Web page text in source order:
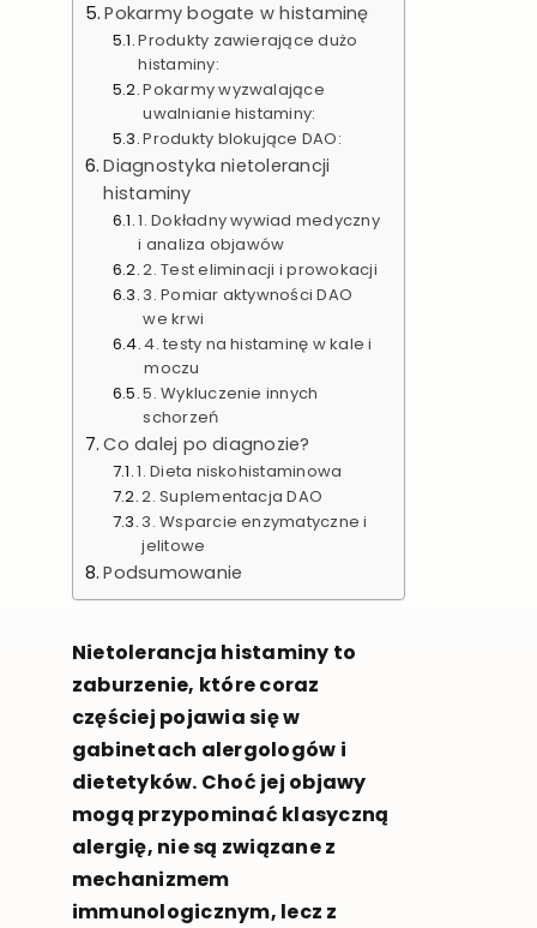
Pokarmy bogate w histaminę
Produkty zawierające dużo
histaminy:
Pokarmy wyzwalające
uwalnianie histaminy:
Produkty blokujące DAO:
Diagnostyka nietolerancji
histaminy
1. Dokładny wywiad medyczny
i analiza objawów
2. Test eliminacji i prowokacji
3. Pomiar aktywności DAO
we krwi
4. testy na histaminę w kale i
moczu
5. Wykluczenie innych
schorzeń
Co dalej po diagnozie?
1. Dieta niskohistaminowa
2. Suplementacja DAO
3. Wsparcie enzymatyczne i
jelitowe
Podsumowanie
Nietolerancja histaminy to
zaburzenie, które coraz
częściej pojawia się w
gabinetach alergologów i
dietetyków. Choć jej objawy
mogą przypominać klasyczną
alergię, nie są związane z
mechanizmem
immunologicznym, lecz z